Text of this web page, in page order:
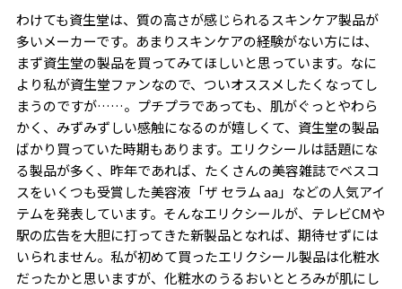
わけても資生堂は、質の高さが感じられるスキンケア製品が
多いメーカーです。あまりスキンケアの経験がない方には、
まず資生堂の製品を買ってみてほしいと思っています。なに
より私が資生堂ファンなので、ついオススメしたくなってし
まうのですが……。プチプラであっても、肌がぐっとやわら
かく、みずみずしい感触になるのが嬉しくて、資生堂の製品
ばかり買っていた時期もあります。エリクシールは話題にな
る製品が多く、昨年であれば、たくさんの美容雑誌でベスコ
スをいくつも受賞した美容液「ザ セラム aa」などの人気アイ
テムを発表しています。そんなエリクシールが、テレビCMや
駅の広告を大胆に打ってきた新製品となれば、期待せずには
いられません。私が初めて買ったエリクシール製品は化粧水
だったかと思いますが、化粧水のうるおいととろみが肌にし